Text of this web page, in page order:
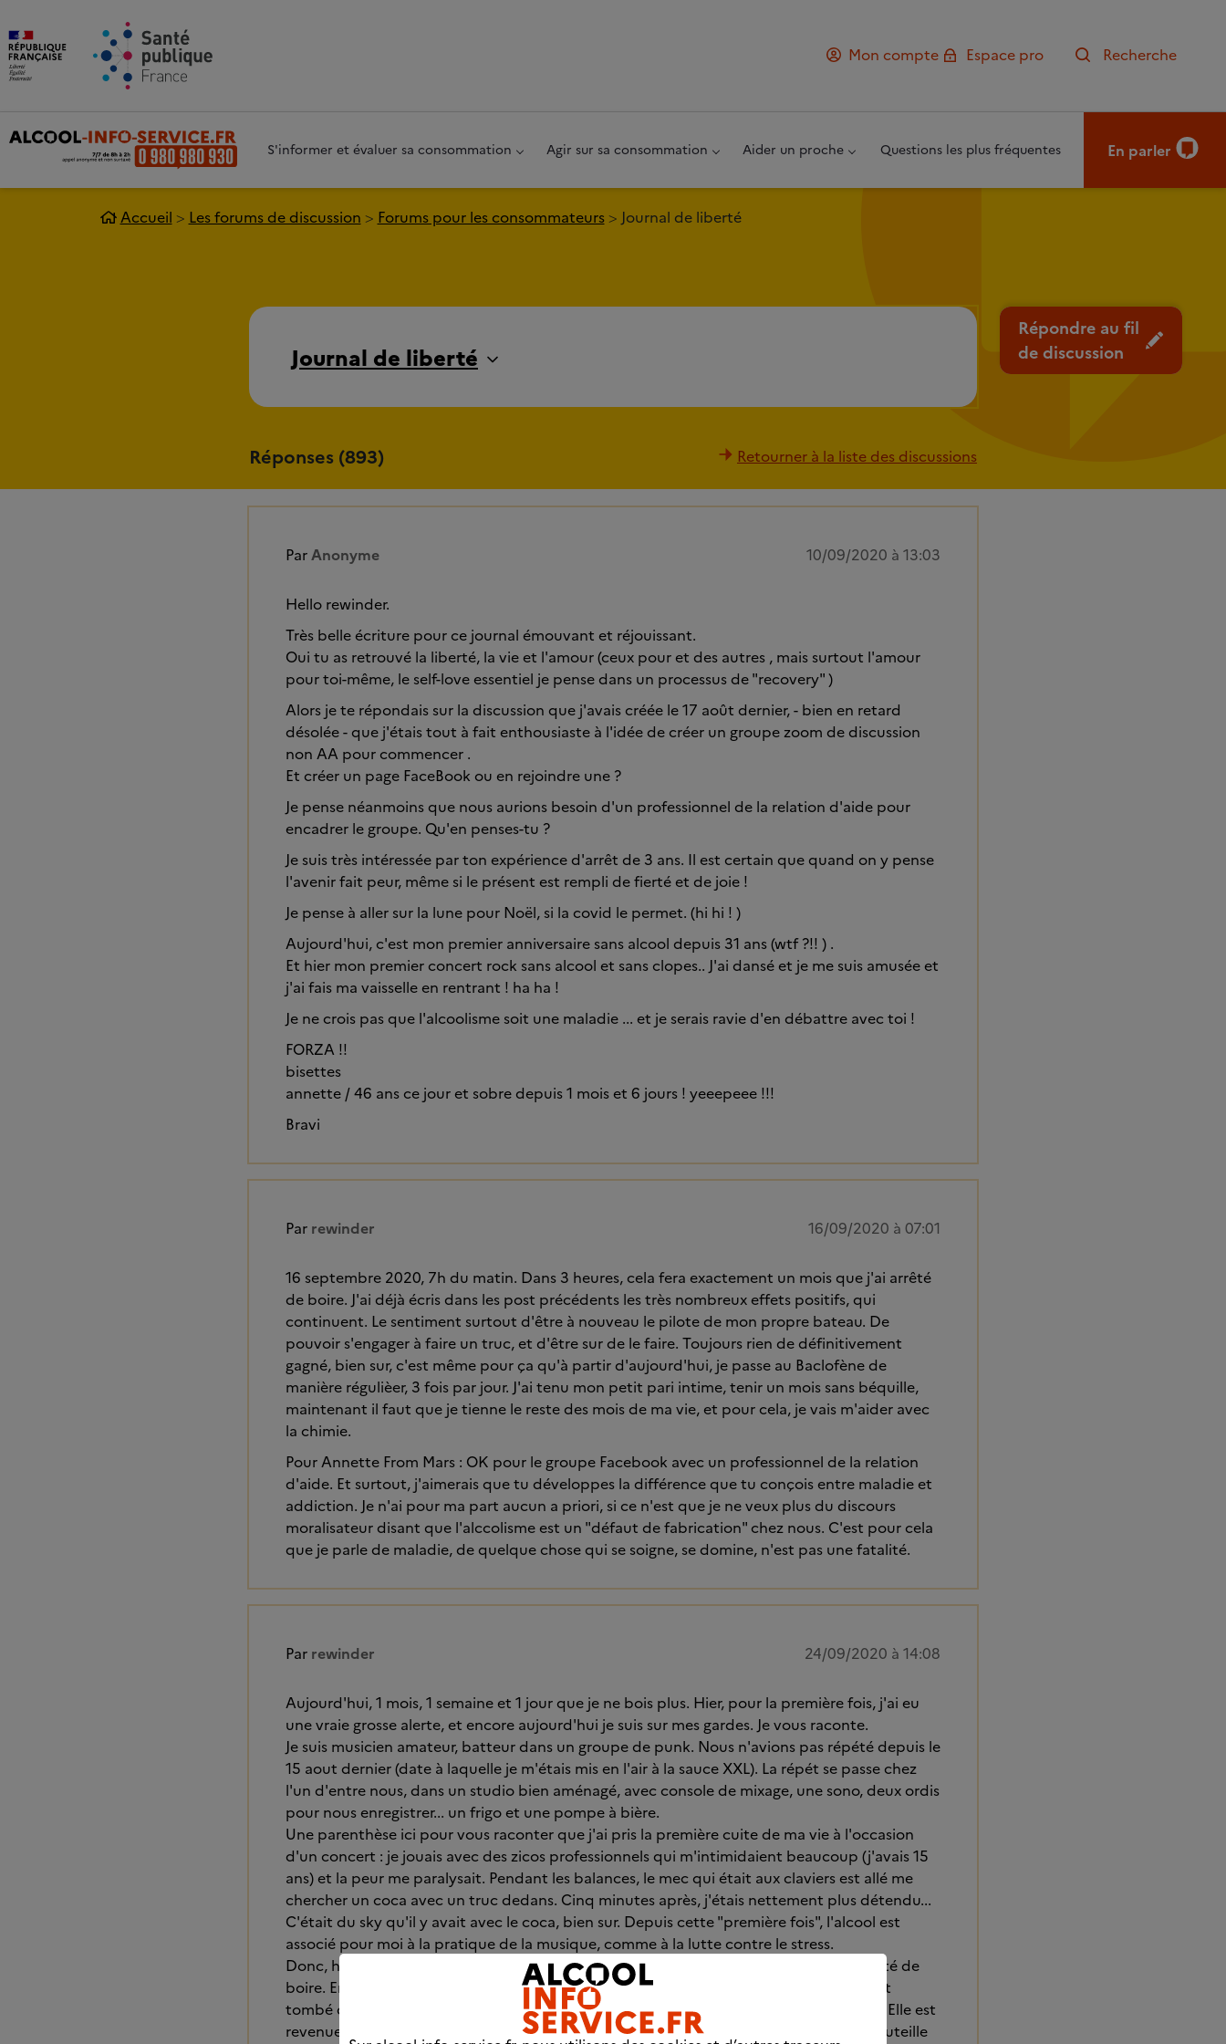
Mon compte
Espace pro Recherche
S'informer et évaluer sa consommation Agir sur sa consommation Aider un proche Questions les plus fréquentes En parler
Accueil Les forums de discussion Forums pour les consommateurs Journal de liberté
Répondre au fil
de discussion
Journal de liberté
Réponses (893) Retourner à la liste des discussions
ParAnonyme 10/09/2020 à 13:03
Hello rewinder.
Très belle écriture pour ce journal émouvant et réjouissant.
Oui tu as retrouvé la liberté, la vie et l'amour (ceux pour et des autres , mais surtout l'amour
pour toi-même, le self-love essentiel je pense dans un processus de "recovery" )
Alors je te répondais sur la discussion que j'avais créée le 17 août dernier, - bien en retard
désolée - que j'étais tout à fait enthousiaste à l'idée de créer un groupe zoom de discussion
non AA pour commencer .
Et créer un page FaceBook ou en rejoindre une ?
Je pense néanmoins que nous aurions besoin d'un professionnel de la relation d'aide pour
encadrer le groupe. Qu'en penses-tu ?
Je suis très intéressée par ton expérience d'arrêt de 3 ans. Il est certain que quand on y pense
l'avenir fait peur, même si le présent est rempli de fierté et de joie !
Je pense à aller sur la lune pour Noël, si la covid le permet. (hi hi ! )
Aujourd'hui, c'est mon premier anniversaire sans alcool depuis 31 ans (wtf ?!! ) .
Et hier mon premier concert rock sans alcool et sans clopes.. J'ai dansé et je me suis amusée et
j'ai fais ma vaisselle en rentrant ! ha ha !
Je ne crois pas que l'alcoolisme soit une maladie ... et je serais ravie d'en débattre avec toi !
FORZA !!
bisettes
annette / 46 ans ce jour et sobre depuis 1 mois et 6 jours ! yeeepeee !!!
Bravi
Par rewinder 16/09/2020 à 07:01
16 septembre 2020, 7h du matin. Dans 3 heures, cela fera exactement un mois que j'ai arrêté
de boire. J'ai déjà écris dans les post précédents les très nombreux effets positifs, qui
continuent. Le sentiment surtout d'être à nouveau le pilote de mon propre bateau. De
pouvoir s'engager à faire un truc, et d'être sur de le faire. Toujours rien de définitivement
gagné, bien sur, c'est même pour ça qu'à partir d'aujourd'hui, je passe au Baclofène de
manière régulièer, 3 fois par jour. J'ai tenu mon petit pari intime, tenir un mois sans béquille,
maintenant il faut que je tienne le reste des mois de ma vie, et pour cela, je vais m'aider avec
la chimie.
Pour Annette From Mars : OK pour le groupe Facebook avec un professionnel de la relation
d'aide. Et surtout, j'aimerais que tu développes la différence que tu conçois entre maladie et
addiction. Je n'ai pour ma part aucun a priori, si ce n'est que je ne veux plus du discours
moralisateur disant que l'alccolisme est un "défaut de fabrication" chez nous. C'est pour cela
que je parle de maladie, de quelque chose qui se soigne, se domine, n'est pas une fatalité.
Par rewinder 24/09/2020 à 14:08
Aujourd'hui, 1 mois, 1 semaine et 1 jour que je ne bois plus. Hier, pour la première fois, j'ai eu
une vraie grosse alerte, et encore aujourd'hui je suis sur mes gardes. Je vous raconte.
Je suis musicien amateur, batteur dans un groupe de punk. Nous n'avions pas répété depuis le
15 aout dernier (date à laquelle je m'étais mis en l'air à la sauce XXL). La répét se passe chez
l'un d'entre nous, dans un studio bien aménagé, avec console de mixage, une sono, deux ordis
pour nous enregistrer... un frigo et une pompe à bière.
Une parenthèse ici pour vous raconter que j'ai pris la première cuite de ma vie à l'occasion
d'un concert : je jouais avec des zicos professionnels qui m'intimidaient beaucoup (j'avais 15
ans) et la peur me paralysait. Pendant les balances, le mec qui était aux claviers est allé me
chercher un coca avec un truc dedans. Cinq minutes après, j'étais nettement plus détendu...
C'était du sky qu'il y avait avec le coca, bien sur. Depuis cette "première fois", l'alcool est
associé pour moi à la pratique de la musique, comme à la lutte contre le stress.
Donc, hier, première répét depuis un mois et demi, première répét depuis que j'ai arrêté de
boire. En arrivant au local, je tombe sur le gratteux, avec un demi à la main. Là, ça m'est
tombé dessus comme la peste : une envie de boire, viscérale, violente. Je l'ai maitrisée. Elle est
revenue à plusieurs reprises dans la soirée - d'autant plus qu'il y avait sur le bar une bouteille